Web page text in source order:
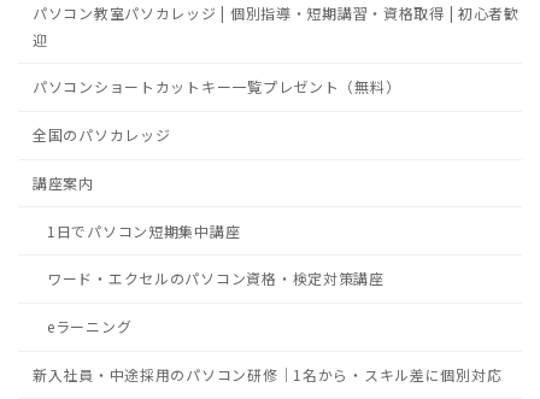
パソコン教室パソカレッジ | 個別指導・短期講習・資格取得 | 初心者歓
迎
パソコンショートカットキー一覧プレゼント（無料）
全国のパソカレッジ
講座案内
1日でパソコン短期集中講座
ワード・エクセルのパソコン資格・検定対策講座
eラーニング
新入社員・中途採用のパソコン研修｜1名から・スキル差に個別対応